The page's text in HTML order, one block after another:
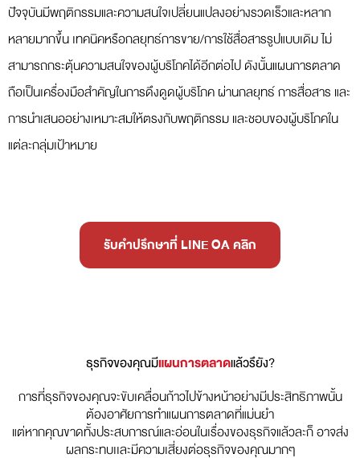
ปัจจุบันมีพฤติกรรมและความสนใจเปลี่ยนแปลงอย่างรวดเร็วและหลาก
หลายมากขึ้น เทคนิคหรือกลยุทธ์การขาย/การใช้สื่อสารรูปแบบเดิม ไม่
สามารถกระตุ้นความสนใจของผู้บริโภคได้อีกต่อไป ดังนั้นแผนการตลาด
ถือเป็นเครื่องมือสำคัญในการดึงดูดผู้บริโภค ผ่านกลยุทธ์ การสื่อสาร และ
การนำเสนออย่างเหมาะสมให้ตรงกับพฤติกรรม และชอบของผู้บริโภคใน
แต่ละกลุ่มเป้าหมาย
รับคำปรึกษาที่ LINE OA คลิก
ธุรกิจของคุณมีแผนการตลาดแล้วรึยัง?
การที่ธุรกิจของคุณจะขับเคลื่อนก้าวไปข้างหน้าอย่างมีประสิทธิภาพนั้น
ต้องอาศัยการทำแผนการตลาดที่แม่นยำ
แต่หากคุณขาดทั้งประสบการณ์และอ่อนในเรื่องของธุรกิจแล้วละก็ อาจส่ง
ผลกระทบเเละมีความเสี่ยงต่อธุรกิจของคุณมากๆ